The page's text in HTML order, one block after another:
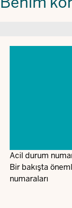
Acil durum
Bir bakışta
numaraları